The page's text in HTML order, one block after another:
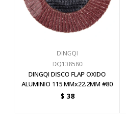
DINGQI
DQ138580
DINGQI DISCO FLAP OXIDO
ALUMINIO 115 MMx22.2MM #80
$ 38